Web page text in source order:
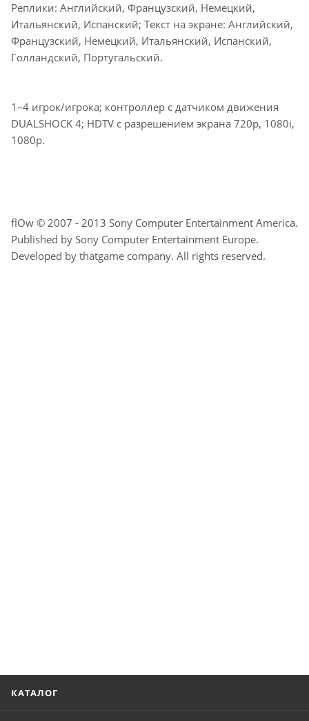
Реплики: Английский, Французский, Немецкий,
Итальянский, Испанский; Текст на экране: Английский,
Французский, Немецкий, Итальянский, Испанский,
Голландский, Португальский.
1–4 игрок/игрока; контроллер с датчиком движения
DUALSHOCK 4; HDTV с разрешением экрана 720p, 1080i,
1080p.
flOw © 2007 - 2013 Sony Computer Entertainment America.
Published by Sony Computer Entertainment Europe.
Developed by thatgame company. All rights reserved.
КАТАЛОГ